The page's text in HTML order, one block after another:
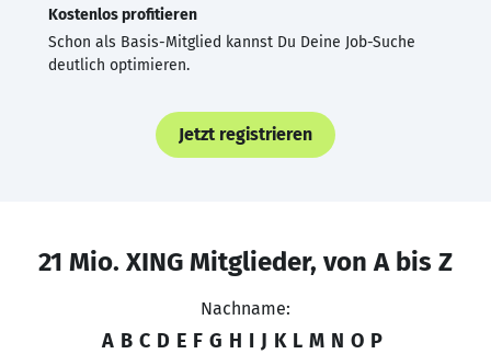
Kostenlos profitieren
Schon als Basis-Mitglied kannst Du Deine Job-Suche
deutlich optimieren.
Jetzt registrieren
21 Mio. XING Mitglieder, von A bis Z
Nachname:
A B C D E F G H I J K L M N O P